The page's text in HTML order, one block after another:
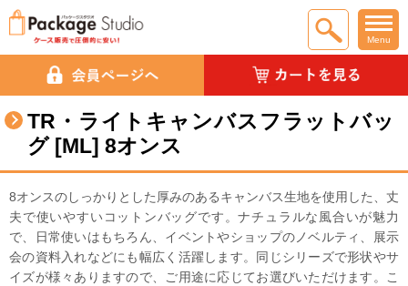
Menu
TR・ライトキャンバスフラットバッ
グ [ML] 8オンス
8オンスのしっかりとした厚みのあるキャンバス生地を使用した、丈
夫で使いやすいコットンバッグです。ナチュラルな風合いが魅力
で、日常使いはもちろん、イベントやショップのノベルティ、展示
会の資料入れなどにも幅広く活躍します。同じシリーズで形状やサ
イズが様々ありますので、ご用途に応じてお選びいただけます。こ